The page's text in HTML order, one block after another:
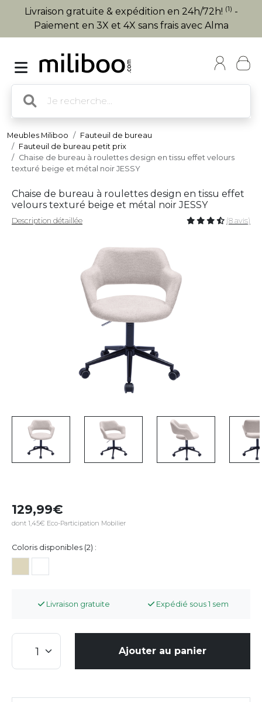
Livraison gratuite & expédition en 24h/72h! (1) -
Paiement en 3X et 4X sans frais avec Alma
Meubles Miliboo
Fauteuil de bureau
Fauteuil de bureau petit prix
Chaise de bureau à roulettes design en tissu effet velours
texturé beige et métal noir JESSY
Chaise de bureau à roulettes design en tissu effet
velours texturé beige et métal noir JESSY
Description détaillée (8 avis)
129,99
dont 1,45€ Eco-Participation Mobilier
Coloris disponibles (2) :
Livraison gratuite Expédié sous 1 sem
Ajouter au panier